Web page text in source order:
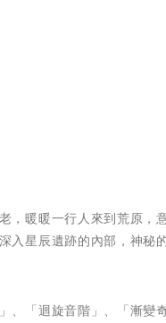
，暖暖一行人來到荒原
入星辰遺跡的內部，神
、「迴旋音階」、「漸